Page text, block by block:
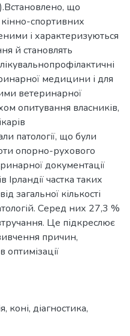
що
кінно-спортивних
і характеризуються
й становлять
медицини і для
ветеринарної
опитування власників,
патології, що були
опорно-рухового
документації
частка таких
загальної кількості
Серед них 27,3 %
Це підкреслює
причин,
оптимізації
, коні, діагностика,